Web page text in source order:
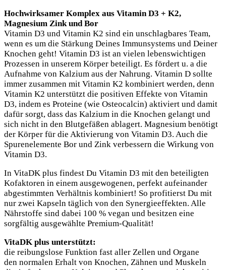
Hochwirksamer Komplex aus Vitamin D3 + K2,
Magnesium Zink und Bor
Vitamin D3 und Vitamin K2 sind ein unschlagbares Team,
wenn es um die Stärkung Deines Immunsystems und Deiner
Knochen geht! Vitamin D3 ist an vielen lebenswichtigen
Prozessen in unserem Körper beteiligt. Es fördert u. a die
Aufnahme von Kalzium aus der Nahrung. Vitamin D sollte
immer zusammen mit Vitamin K2 kombiniert werden, denn
Vitamin K2 unterstützt die positiven Effekte von Vitamin
D3, indem es Proteine (wie Osteocalcin) aktiviert und damit
dafür sorgt, dass das Kalzium in die Knochen gelangt und
sich nicht in den Blutgefäßen ablagert. Magnesium benötigt
der Körper für die Aktivierung von Vitamin D3. Auch die
Spurenelemente Bor und Zink verbessern die Wirkung von
Vitamin D3.
In VitaDK plus findest Du Vitamin D3 mit den beteiligten
Kofaktoren in einem ausgewogenen, perfekt aufeinander
abgestimmten Verhältnis kombiniert! So profitierst Du mit
nur zwei Kapseln täglich von den Synergieeffekten. Alle
Nährstoffe sind dabei 100 % vegan und besitzen eine
sorgfältig ausgewählte Premium-Qualität!
VitaDK plus unterstützt:
die reibungslose Funktion fast aller Zellen und Organe
den normalen Erhalt von Knochen, Zähnen und Muskeln